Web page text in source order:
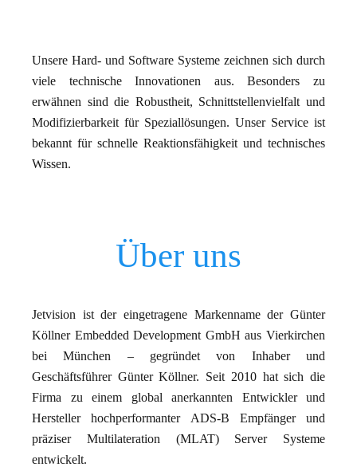
Unsere Hard- und Software Systeme zeichnen sich durch
viele technische Innovationen aus. Besonders zu
erwähnen sind die Robustheit, Schnittstellenvielfalt und
Modifizierbarkeit für Speziallösungen. Unser Service ist
bekannt für schnelle Reaktionsfähigkeit und technisches
Wissen.
Über uns
Jetvision ist der eingetragene Markenname der Günter
Köllner Embedded Development GmbH aus Vierkirchen
bei München – gegründet von Inhaber und
Geschäftsführer Günter Köllner. Seit 2010 hat sich die
Firma zu einem global anerkannten Entwickler und
Hersteller hochperformanter ADS-B Empfänger und
präziser Multilateration (MLAT) Server Systeme
entwickelt.